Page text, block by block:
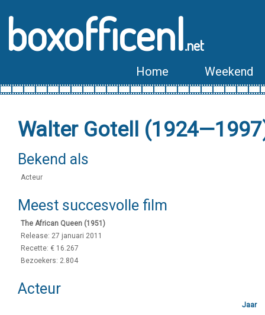
boxofficenl.net
Home Weekend
Walter Gotell
Bekend als
Acteur
Meest succesvolle film
The African Queen (1951)
Release: 27 januari 2011
Recette: € 16.267
Bezoekers: 2.804
Acteur
Jaar